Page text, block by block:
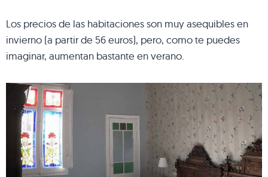
Los precios de las habitaciones son muy asequibles en
invierno (a partir de 56 euros), pero, como te puedes
imaginar, aumentan bastante en verano.